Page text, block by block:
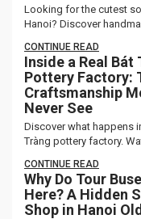
Looking for the cutest
Hanoi? Discover
CONTINUE READ
Inside a Real Bát
Pottery Factory:
Craftsmanship
Never See
Discover what happens
Tràng pottery factory.
CONTINUE READ
Why Do Tour
Here? A Hidden
Shop in Hanoi